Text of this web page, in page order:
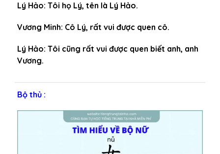
Lý Hảo: Tôi họ Lý, tên là Lý Hảo.
Vương Minh: Cô Lý, rất vui được quen cô.
Lý Hảo: Tôi cũng rất vui được quen biết anh, anh
Vương.
Bộ thủ :